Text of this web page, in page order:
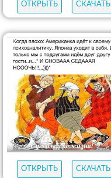
ОТКРЫТЬ
СКАЧАТЬ
ОТКРЫТЬ СКАЧАТЬ